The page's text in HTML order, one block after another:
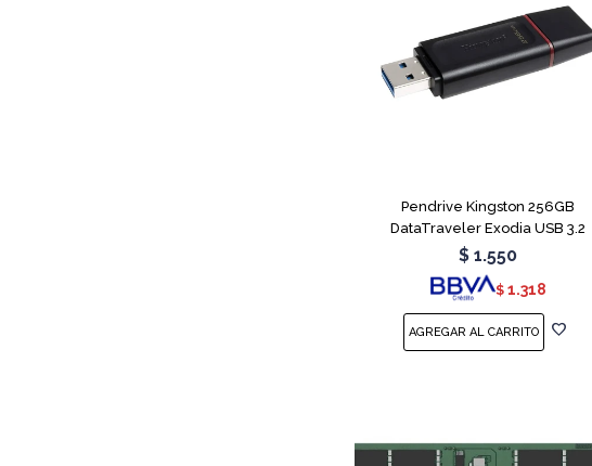
Pendrive Kingston 256GB
DataTraveler Exodia USB 3.2
$ 1.550
$ 1.318